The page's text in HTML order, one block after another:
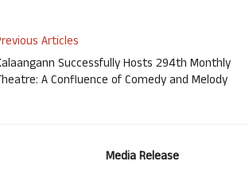
Articles
Successfully Hosts 294th Monthly
A Confluence of Comedy and Melody
Media Release